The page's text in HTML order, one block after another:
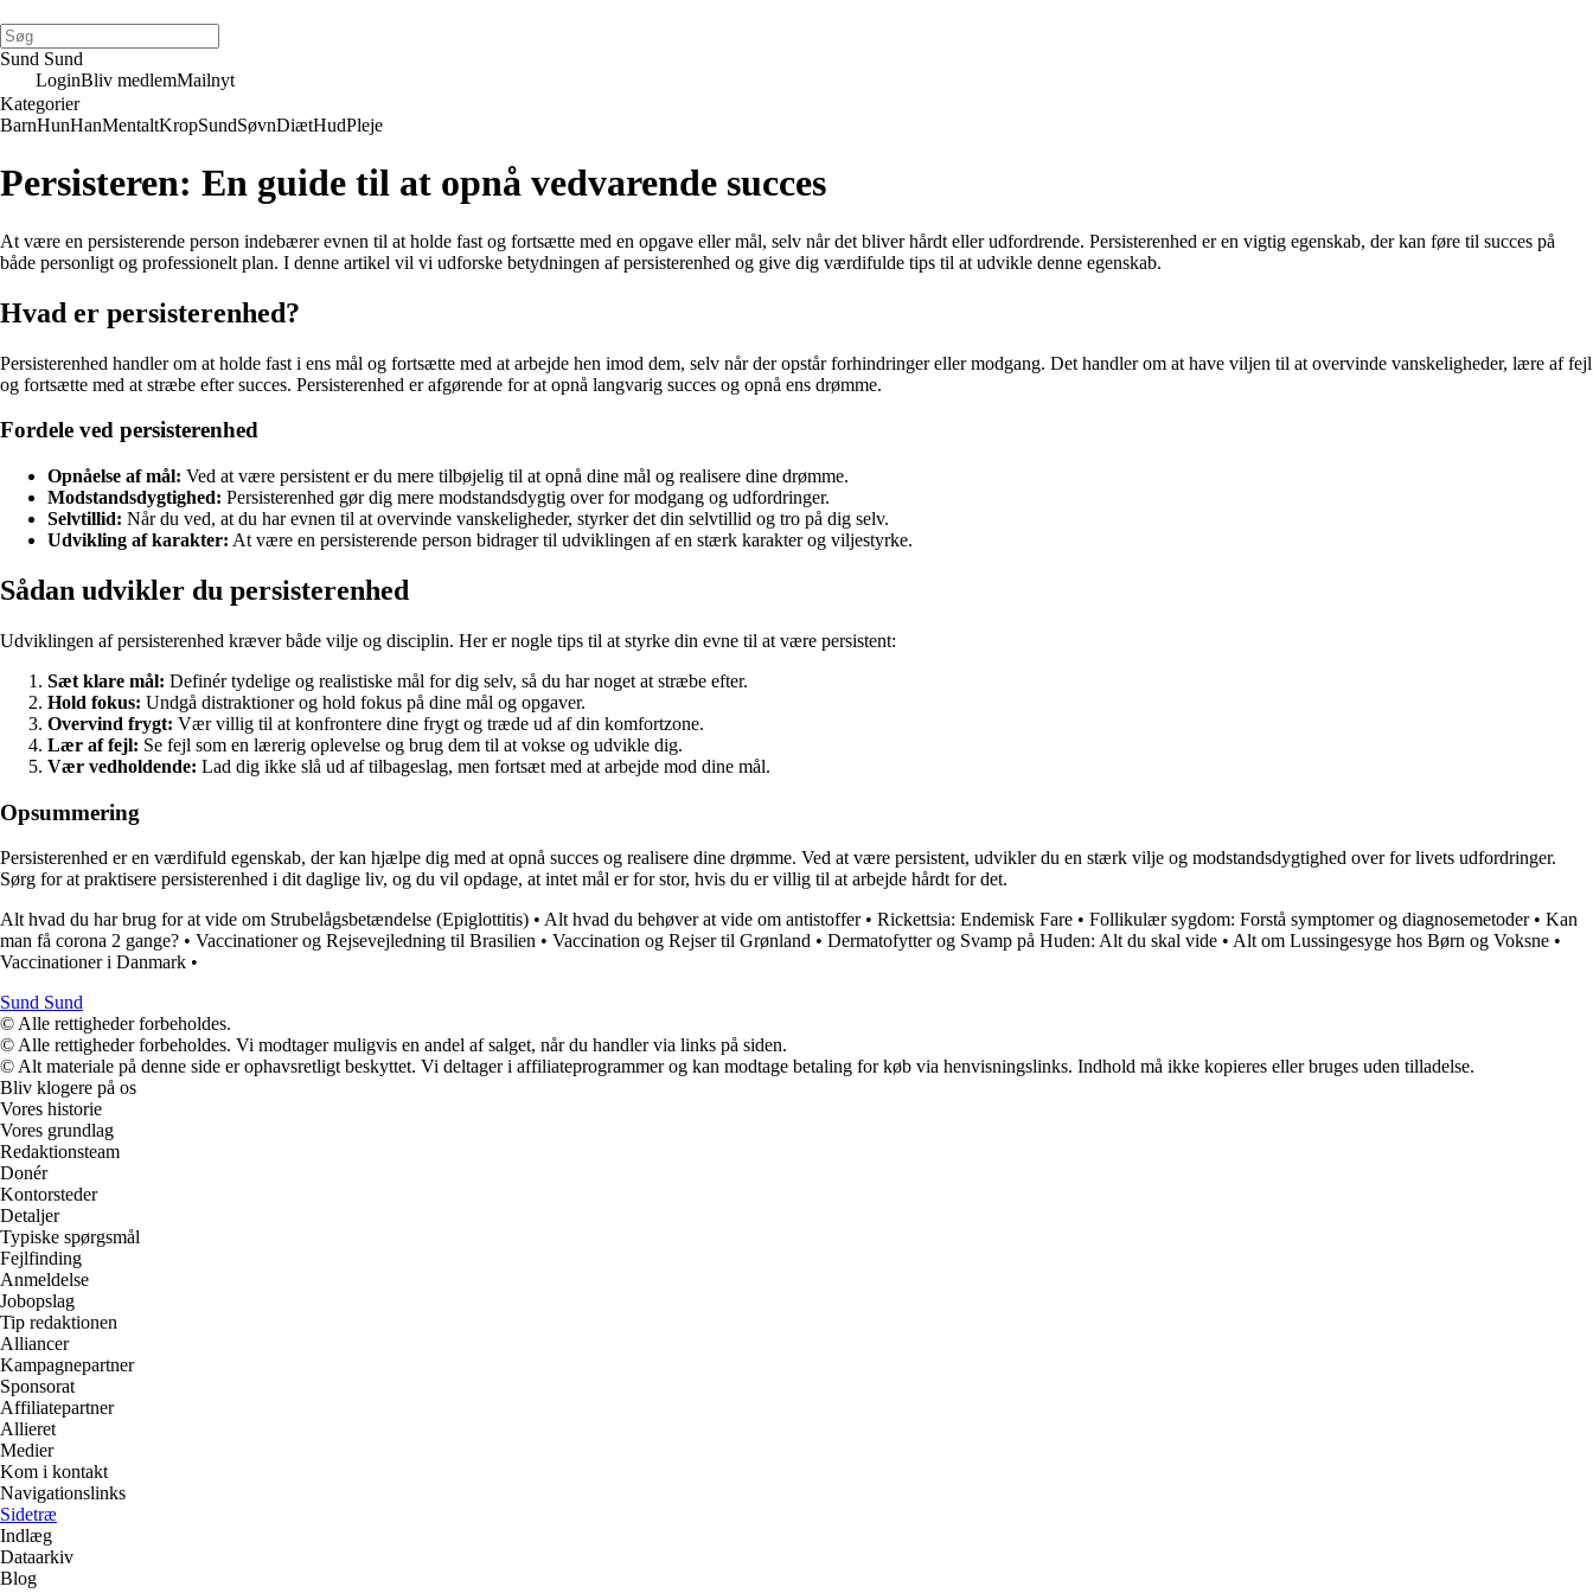
Sund Sund
LoginBliv medlemMailnyt
Kategorier
BarnHunHanMentaltKropSundSøvnDiætHudPleje
Persisteren: En guide til at opnå vedvarende succes
At være en persisterende person indebærer evnen til at holde fast og fortsætte med en opgave eller mål, selv når det bliver hårdt eller udfordrende. Persisterenhed er en vigtig egenskab, der kan føre til succes på
både personligt og professionelt plan. I denne artikel vil vi udforske betydningen af persisterenhed og give dig værdifulde tips til at udvikle denne egenskab.
Hvad er persisterenhed?
Persisterenhed handler om at holde fast i ens mål og fortsætte med at arbejde hen imod dem, selv når der opstår forhindringer eller modgang. Det handler om at have viljen til at overvinde vanskeligheder, lære af fejl
og fortsætte med at stræbe efter succes. Persisterenhed er afgørende for at opnå langvarig succes og opnå ens drømme.
Fordele ved persisterenhed
Opnåelse af mål: Ved at være persistent er du mere tilbøjelig til at opnå dine mål og realisere dine drømme.
Modstandsdygtighed: Persisterenhed gør dig mere modstandsdygtig over for modgang og udfordringer.
Selvtillid: Når du ved, at du har evnen til at overvinde vanskeligheder, styrker det din selvtillid og tro på dig selv.
Udvikling af karakter: At være en persisterende person bidrager til udviklingen af en stærk karakter og viljestyrke.
Sådan udvikler du persisterenhed
Udviklingen af persisterenhed kræver både vilje og disciplin. Her er nogle tips til at styrke din evne til at være persistent:
Sæt klare mål: Definér tydelige og realistiske mål for dig selv, så du har noget at stræbe efter.
Hold fokus: Undgå distraktioner og hold fokus på dine mål og opgaver.
Overvind frygt: Vær villig til at konfrontere dine frygt og træde ud af din komfortzone.
Lær af fejl: Se fejl som en lærerig oplevelse og brug dem til at vokse og udvikle dig.
Vær vedholdende: Lad dig ikke slå ud af tilbageslag, men fortsæt med at arbejde mod dine mål.
Opsummering
Persisterenhed er en værdifuld egenskab, der kan hjælpe dig med at opnå succes og realisere dine drømme. Ved at være persistent, udvikler du en stærk vilje og modstandsdygtighed over for livets udfordringer.
Sørg for at praktisere persisterenhed i dit daglige liv, og du vil opdage, at intet mål er for stor, hvis du er villig til at arbejde hårdt for det.
Alt hvad du har brug for at vide om Strubelågsbetændelse (Epiglottitis) • Alt hvad du behøver at vide om antistoffer• Rickettsia: Endemisk Fare • Follikulær sygdom: Forstå symptomer og diagnosemetoder• Kan
man få corona 2 gange? • Vaccinationer og Rejsevejledning til Brasilien • Vaccination og Rejser til Grønland • Dermatofytter og Svamp på Huden: Alt du skal vide • Alt om Lussingesyge hos Børn og Voksne •
Vaccinationer i Danmark •
Sund Sund
© Alle rettigheder forbeholdes.
© Alle rettigheder forbeholdes. Vi modtager muligvis en andel af salget, når du handler via links på siden.
© Alt materiale på denne side er ophavsretligt beskyttet. Vi deltager i affiliateprogrammer og kan modtage betaling for køb via henvisningslinks. Indhold må ikke kopieres eller bruges uden tilladelse.
Bliv klogere på os
Vores historie
Vores grundlag
Redaktionsteam
Donér
Kontorsteder
Detaljer
Typiske spørgsmål
Fejlfinding
Anmeldelse
Jobopslag
Tip redaktionen
Alliancer
Kampagnepartner
Sponsorat
Affiliatepartner
Allieret
Medier
Kom i kontakt
Navigationslinks
Sidetræ
Indlæg
Dataarkiv
Blog